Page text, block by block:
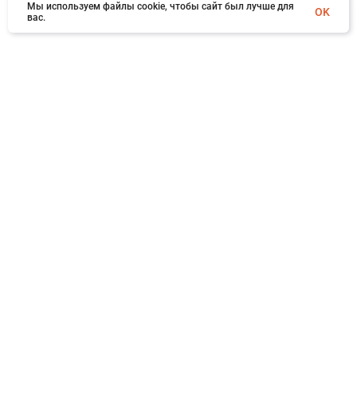
Мы используем файлы cookie, чтобы сайт был лучше для
вас.
OK